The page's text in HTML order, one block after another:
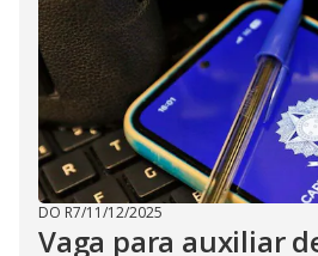
DO R7/11/12/2025
Vaga para auxiliar